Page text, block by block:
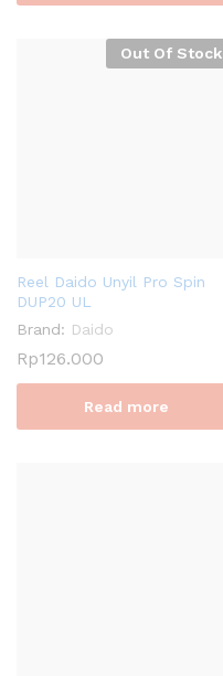
Out Of Stock
Reel Daido Unyil Pro Spin
DUP20 UL
Brand: Daido
Rp126.000
Read more